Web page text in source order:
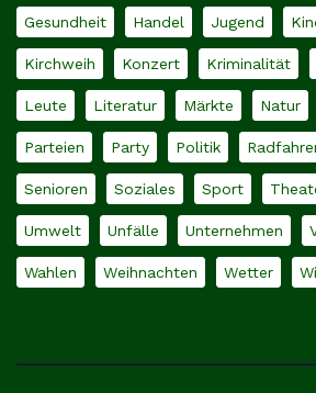
Gesundheit Handel Jugend
Kirchweih Konzert Kriminalität
Leute Literatur Märkte Natur
Parteien Party Politik
Senioren Soziales Sport
Umwelt Unfälle Unternehmen
Wahlen Weihnachten Wetter